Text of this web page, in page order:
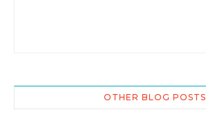
OTHER BLOG POSTS